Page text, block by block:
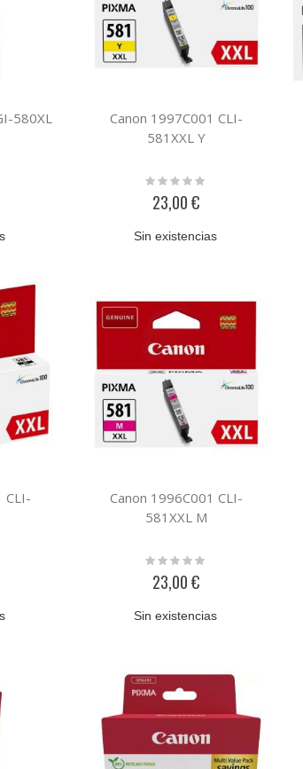
580XL
Canon 1997C001 CLI-
581XXL Y
Rating:
23,00 €
Sin existencias
CLI-
Canon 1996C001 CLI-
581XXL M
Rating:
23,00 €
Sin existencias